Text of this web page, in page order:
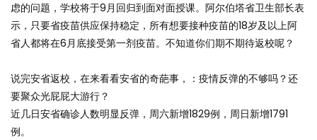
虑的问题，学校将于9月回归到面对面授课。阿尔伯塔省卫生部长表
示，只要省疫苗供应保持稳定，所有想要接种疫苗的18岁及以上阿
省人都将在6月底接受第一剂疫苗。不知道你们期不期待返校呢？
说完安省返校，在来看看安省的奇葩事，：疫情反弹的不够吗？还
要聚众光屁屁大游行？
近几日安省确诊人数明显反弹，周六新增1829例，周日新增1791
例。